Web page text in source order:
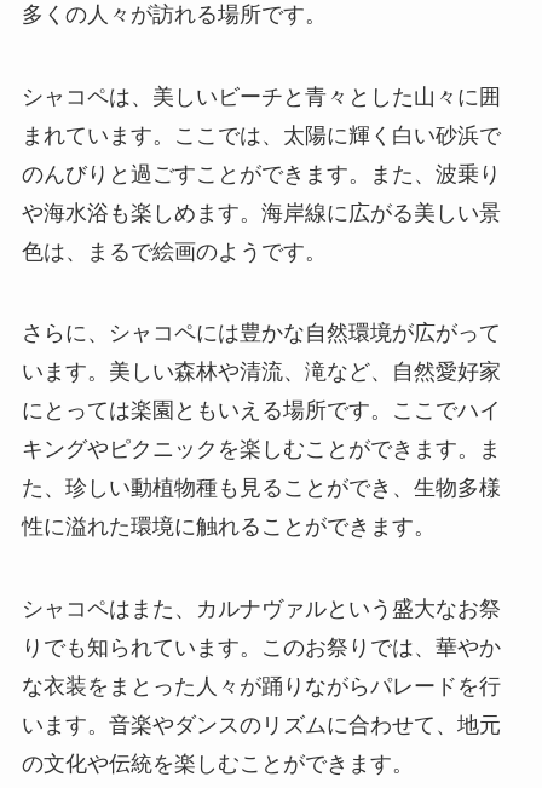
多くの人々が訪れる場所です。
シャコペは、美しいビーチと青々とした山々に囲
まれています。ここでは、太陽に輝く白い砂浜で
のんびりと過ごすことができます。また、波乗り
や海水浴も楽しめます。海岸線に広がる美しい景
色は、まるで絵画のようです。
さらに、シャコペには豊かな自然環境が広がって
います。美しい森林や清流、滝など、自然愛好家
にとっては楽園ともいえる場所です。ここでハイ
キングやピクニックを楽しむことができます。ま
た、珍しい動植物種も見ることができ、生物多様
性に溢れた環境に触れることができます。
シャコペはまた、カルナヴァルという盛大なお祭
りでも知られています。このお祭りでは、華やか
な衣装をまとった人々が踊りながらパレードを行
います。音楽やダンスのリズムに合わせて、地元
の文化や伝統を楽しむことができます。